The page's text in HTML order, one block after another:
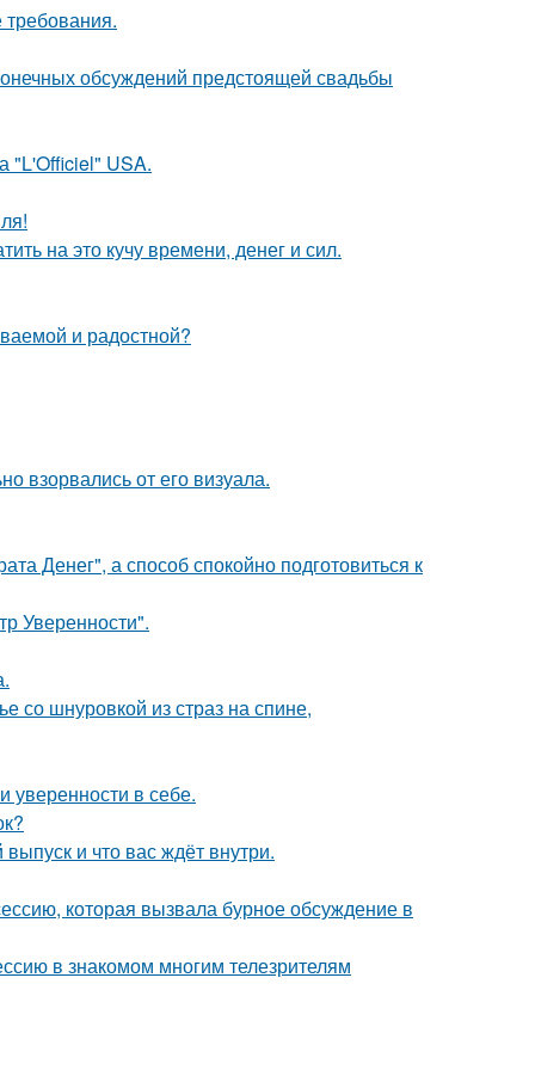
обсуждений предстоящей свадьбы
"L'Officiel" USA.
на это кучу времени, денег и сил.
и радостной?
взорвались от его визуала.
Денег", а способ спокойно подготовиться к
Уверенности".
со шнуровкой из страз на спине,
в себе.
и что вас ждёт внутри.
которая вызвала бурное обсуждение в
в знакомом многим телезрителям